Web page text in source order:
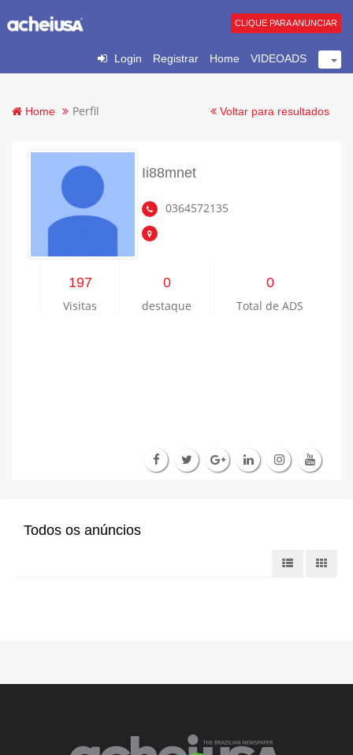
Login Registrar Home VIDEOADS
CLIQUE PARA ANUNCIAR
Home Perfil Voltar para resultados
Ii88mnet
0364572135
197
Visitas
0
destaque
0
Total de ADS
Todos os anúncios